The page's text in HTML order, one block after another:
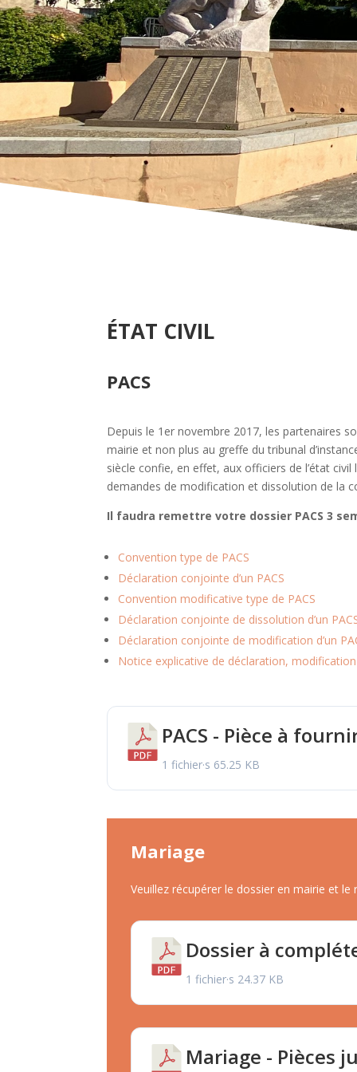
ÉTAT CIVIL
PACS
Depuis le 1er novembre 2017, les partenaires
mairie et non plus au greffe du tribunal
siècle confie, en effet, aux officiers de l’état
demandes de modification et dissolution de la
Il faudra remettre votre dossier PACS 3
Convention type de PACS
Déclaration conjointe d’un PACS
Convention modificative type de PACS
Déclaration conjointe de dissolution d’un
Déclaration conjointe de modification d’un
Notice explicative de déclaration, modification
PACS - Pièce à
1 fichier·s 65.25 KB
Mariage
Veuillez récupérer le dossier en mairie et le
Dossier à
1 fichier·s 24.37 KB
Mariage - Pièces